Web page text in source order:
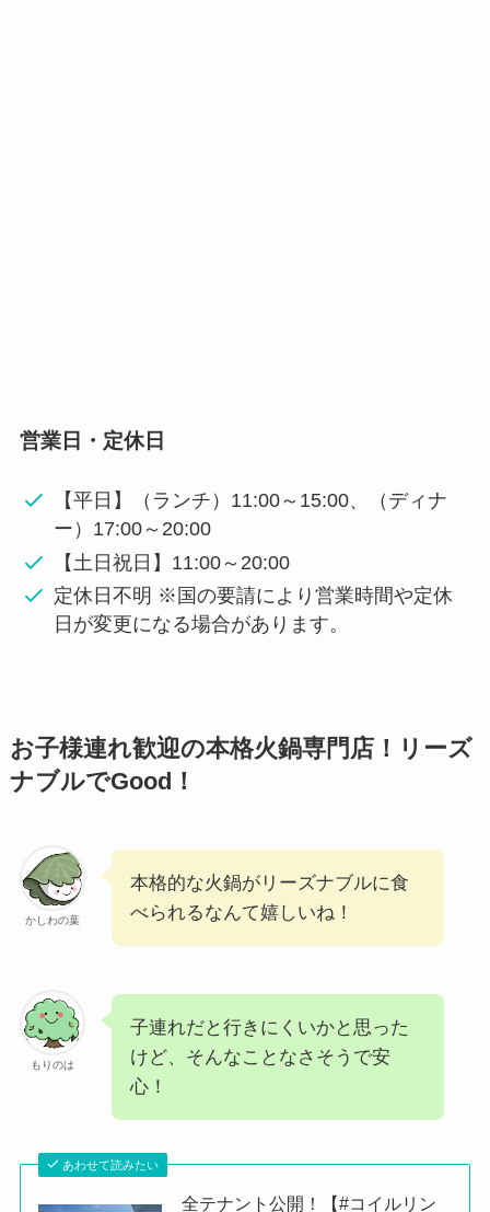
営業日・定休日
【平日】（ランチ）11:00～15:00、（ディナ
ー）17:00～20:00
【土日祝日】11:00～20:00
定休日不明 ※国の要請により営業時間や定休
日が変更になる場合があります。
お子様連れ歓迎の本格火鍋専門店！リーズ
ナブルでGood！
かしわの葉
本格的な火鍋がリーズナブルに食
べられるなんて嬉しいね！
もりのは
子連れだと行きにくいかと思った
けど、そんなことなさそうで安
心！
あわせて読みたい
全テナント公開！【#コイルリン